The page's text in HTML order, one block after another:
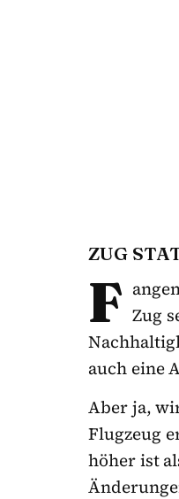
ZUG
F Zug
auch eine
Aber ja,
Flugzeug
höher ist